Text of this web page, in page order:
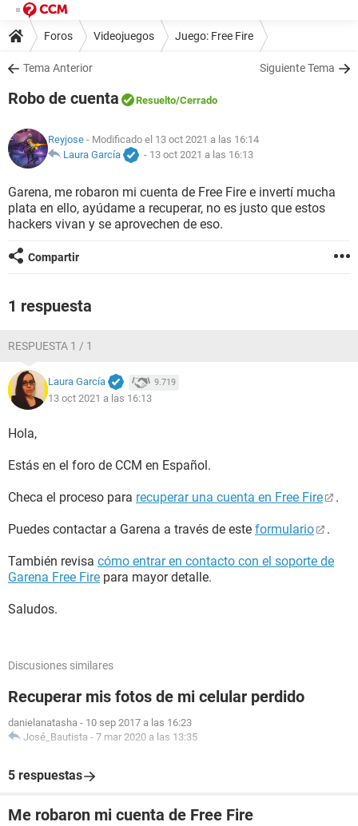
Foros Videojuegos Juego: Free Fire
Tema Anterior Siguiente Tema
Robo de cuenta Resuelto/Cerrado
Reyjose - Modificado el 13 oct 2021 a las 16:14
Laura García
- 13 oct 2021 a las 16:13
Garena, me robaron mi cuenta de Free Fire e invertí mucha
plata en ello, ayúdame a recuperar, no es justo que estos
hackers vivan y se aprovechen de eso.
Compartir
1 respuesta
RESPUESTA 1 / 1
Laura García 9.719
13 oct 2021 a las 16:13
Hola,
Estás en el foro de CCM en Español.
Checa el proceso para recuperar una cuenta en Free Fire .
Puedes contactar a Garena a través de este formulario .
También revisa cómo entrar en contacto con el soporte de
Garena Free Fire para mayor detalle.
Saludos.
Discusiones similares
Recuperar mis fotos de mi celular perdido
danielanatasha - 10 sep 2017 a las 16:23
José_Bautista - 7 mar 2020 a las 13:35
5 respuestas
Me robaron mi cuenta de Free Fire